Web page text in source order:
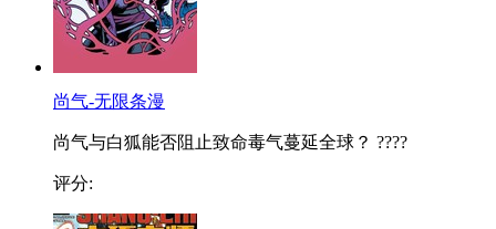
尚气-无限条漫
尚气与白狐能否阻止致命毒气蔓延全球？ ????
评分: